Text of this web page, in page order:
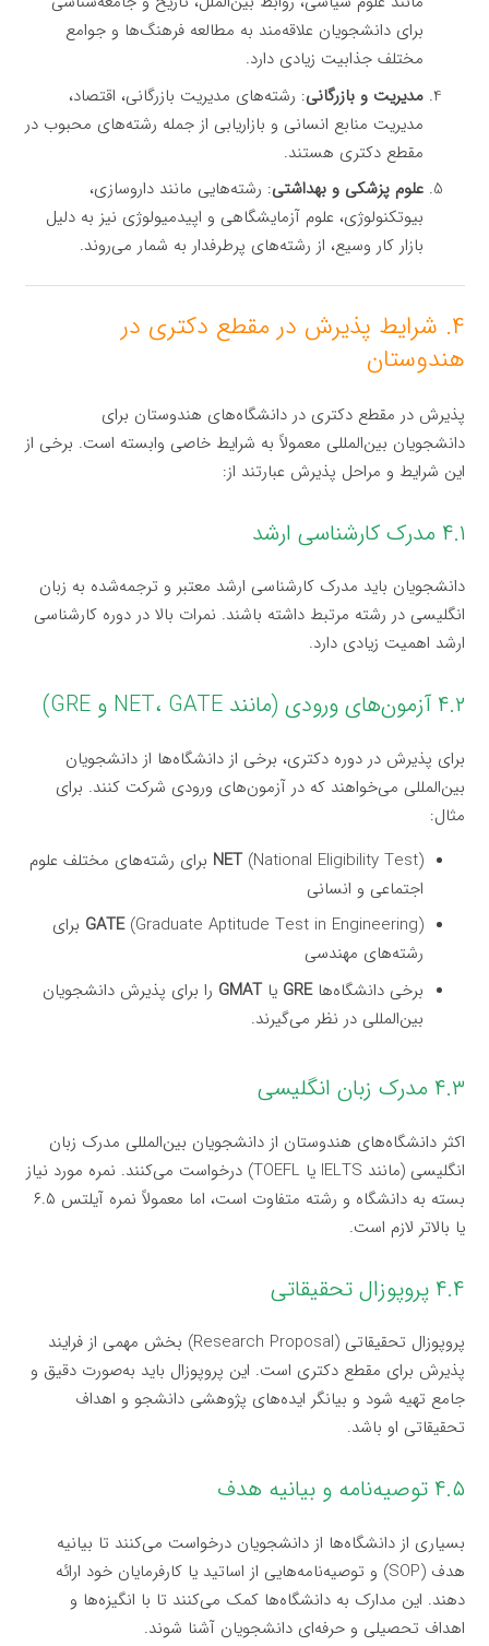
برای دانشجویان علاقه‌مند به مطالعه فرهنگ‌ها و جوامع
مختلف جذابیت زیادی دارد.
مدیریت و بازرگانی: رشته‌های مدیریت بازرگانی، اقتصاد،
مدیریت منابع انسانی و بازاریابی از جمله رشته‌های محبوب در
مقطع دکتری هستند.
علوم پزشکی و بهداشتی: رشته‌هایی مانند داروسازی،
بیوتکنولوژی، علوم آزمایشگاهی و اپیدمیولوژی نیز به دلیل
بازار کار وسیع، از رشته‌های پرطرفدار به شمار می‌روند.
۴. شرایط پذیرش در مقطع دکتری در
هندوستان
پذیرش در مقطع دکتری در دانشگاه‌های هندوستان برای
دانشجویان بین‌المللی معمولاً به شرایط خاصی وابسته است. برخی از
این شرایط و مراحل پذیرش عبارتند از:
۴.۱ مدرک کارشناسی ارشد
دانشجویان باید مدرک کارشناسی ارشد معتبر و ترجمه‌شده به زبان
انگلیسی در رشته مرتبط داشته باشند. نمرات بالا در دوره کارشناسی
ارشد اهمیت زیادی دارد.
۴.۲ آزمون‌های ورودی (مانند NET، GATE و GRE)
برای پذیرش در دوره دکتری، برخی از دانشگاه‌ها از دانشجویان
بین‌المللی می‌خواهند که در آزمون‌های ورودی شرکت کنند. برای
مثال:
NET (National Eligibility Test) برای رشته‌های مختلف علوم
اجتماعی و انسانی
GATE (Graduate Aptitude Test in Engineering) برای
رشته‌های مهندسی
برخی دانشگاه‌هاGRE یاGMAT را برای پذیرش دانشجویان
بین‌المللی در نظر می‌گیرند.
۴.۳ مدرک زبان انگلیسی
اکثر دانشگاه‌های هندوستان از دانشجویان بین‌المللی مدرک زبان
انگلیسی (مانند IELTS یا TOEFL) درخواست می‌کنند. نمره مورد نیاز
بسته به دانشگاه و رشته متفاوت است، اما معمولاً نمره آیلتس ۶.۵
یا بالاتر لازم است.
۴.۴ پروپوزال تحقیقاتی
پروپوزال تحقیقاتی (Research Proposal) بخش مهمی از فرایند
پذیرش برای مقطع دکتری است. این پروپوزال باید به‌صورت دقیق و
جامع تهیه شود و بیانگر ایده‌های پژوهشی دانشجو و اهداف
تحقیقاتی او باشد.
۴.۵ توصیه‌نامه و بیانیه هدف
بسیاری از دانشگاه‌ها از دانشجویان درخواست می‌کنند تا بیانیه
هدف (SOP) و توصیه‌نامه‌هایی از اساتید یا کارفرمایان خود ارائه
دهند. این مدارک به دانشگاه‌ها کمک می‌کنند تا با انگیزه‌ها و
اهداف تحصیلی و حرفه‌ای دانشجویان آشنا شوند.